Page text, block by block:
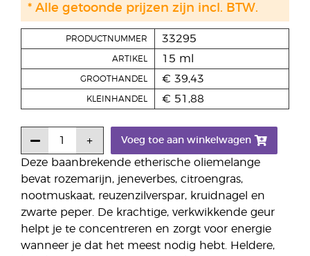
Deze baanbrekende etherische oliemelange
bevat rozemarijn, jeneverbes, citroengras,
nootmuskaat, reuzenzilverspar, kruidnagel en
zwarte peper. De krachtige, verkwikkende geur
helpt je te concentreren en zorgt voor energie
wanneer je dat het meest nodig hebt. Heldere,
PRODUCTNUMMER 33295
ARTIKEL 15 ml
GROOTHANDEL € 39,43
KLEINHANDEL € 51,88
Voeg toe aan winkelwagen
* Alle getoonde prijzen zijn incl. BTW.